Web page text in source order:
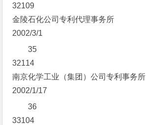
32109
金陵石化公司专利代理事务所
2002/3/1
35
32114
南京化学工业（集团）公司专利事务所
2002/1/17
36
33104